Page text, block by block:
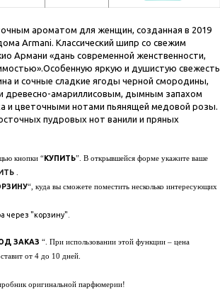
ароматом для женщин, созданная в 2019
Armani. Классический шипр со свежим
Армани «дань современной женственности,
яркую и душистую свежесть
и сочные сладкие ягоды черной смородины,
амариллисовым, дымным запахом
и цветочными нотами пьянящей медовой розы.
пудровых нот ванили и пряных
кнопки “КУПИТЬ”. В открывшейся форме укажите ваше
“, куда вы сможете поместить несколько интересующих
через "корзину".
ЗАКАЗ “. При использовании этой функции – цена
от 4 до 10 дней.
оригинальной парфюмерии!